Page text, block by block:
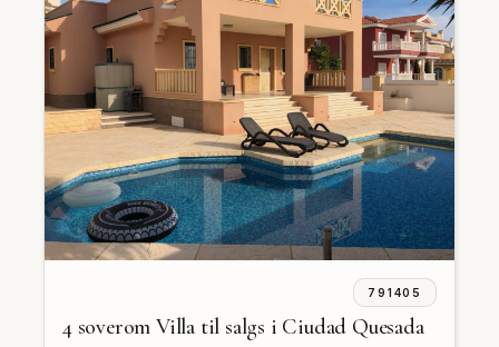
791405
4 soverom Villa til salgs i Ciudad Quesada